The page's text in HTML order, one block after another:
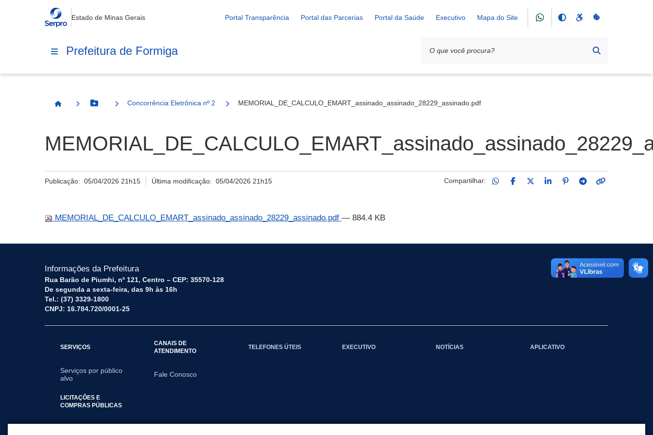
Estado de Minas Gerais Portal Transparência Portal das Parcerias Portal da Saúde Executivo Mapa do Site
Prefeitura de Formiga
Página InicialBotão Menu
Concorrência Eletrônica nº 2/2025 MEMORIAL_DE_CALCULO_EMART_assinado_assinado_28229_assinado.pdf
Publicação: 05/04/2026 21h15 Última modificação:05/04/2026 21h15 Compartilhar:
MEMORIAL_DE_CALCULO_EMART_assinado_assinado_28229_assinado.pdf — 884.4 KB
Informações da Prefeitura
Rua Barão de Piumhi, nº 121, Centro – CEP: 35570-128
De segunda a sexta-feira, das 9h às 16h
Tel.: (37) 3329-1800
CNPJ: 16.784.720/0001-25
SERVIÇOS
Serviços por público
alvo
CANAIS DE
ATENDIMENTO
Fale Conosco
TELEFONES ÚTEIS EXECUTIVO NOTÍCIAS APLICATIVO
LICITAÇÕES E
COMPRAS PÚBLICAS